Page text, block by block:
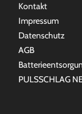
Kontakt
Impressum
Datenschutz
AGB
PULSSCHLAG